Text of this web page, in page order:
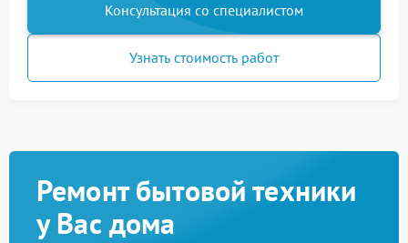
Консультация со специалистом
Узнать стоимость работ
Ремонт бытовой техники
у Вас дома